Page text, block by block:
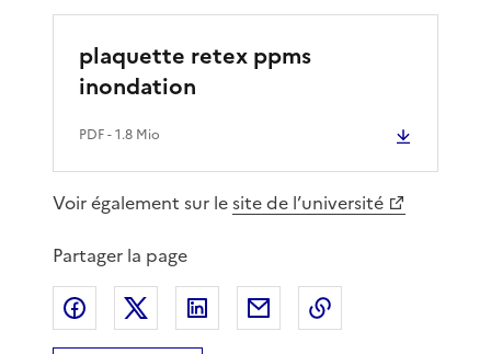
plaquette retex ppms
inondation
PDF- 1.8 Mio
Voir également sur lesite de l’université
Partager la page
Partager sur Facebook
Partager sur XPartager sur LinkedIn
Partager par email